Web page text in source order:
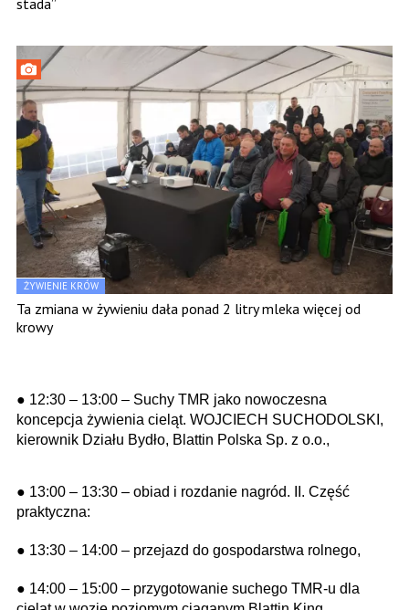
ŻYWIENIE KRÓW
Ta zmiana w żywieniu dała ponad 2 litry mleka więcej od
krowy
● 12:30 – 13:00 – Suchy TMR jako nowoczesna
koncepcja żywienia cieląt. WOJCIECH SUCHODOLSKI,
kierownik Działu Bydło, Blattin Polska Sp. z o.o.,
● 13:00 – 13:30 – obiad i rozdanie nagród. II. Część
praktyczna:
● 13:30 – 14:00 – przejazd do gospodarstwa rolnego,
● 14:00 – 15:00 – przygotowanie suchego TMR-u dla